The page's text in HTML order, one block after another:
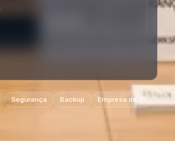
Segurança Backup Empresa de TI